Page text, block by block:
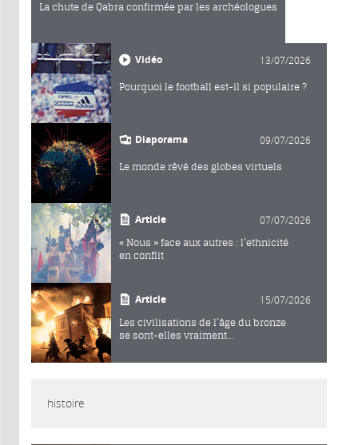
La chute de Qabra confirmée par les archéologues
Vidéo 13/07/2026
Pourquoi le football est-il si populaire ?
Diaporama 09/07/2026
Le monde rêvé des globes virtuels
Article 07/07/2026
« Nous » face aux autres : l’ethnicité
en conflit
Article 15/07/2026
Les civilisations de l’âge du bronze
se sont-elles vraiment...
histoire